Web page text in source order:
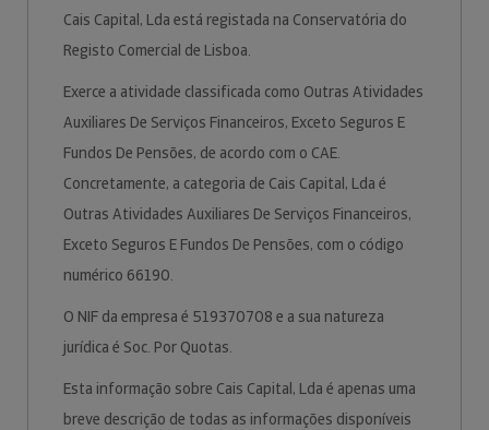
Cais Capital, Lda está registada na Conservatória do
Registo Comercial de Lisboa.
Exerce a atividade classificada como Outras Atividades
Auxiliares De Serviços Financeiros, Exceto Seguros E
Fundos De Pensões, de acordo com o CAE.
Concretamente, a categoria de Cais Capital, Lda é
Outras Atividades Auxiliares De Serviços Financeiros,
Exceto Seguros E Fundos De Pensões, com o código
numérico 66190.
O NIF da empresa é 519370708 e a sua natureza
jurídica é Soc. Por Quotas.
Esta informação sobre Cais Capital, Lda é apenas uma
breve descrição de todas as informações disponíveis